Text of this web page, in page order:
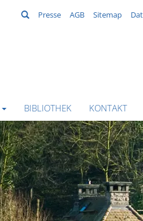
Suchen
Presse AGB Sitemap
BIBLIOTHEK KONTAKT